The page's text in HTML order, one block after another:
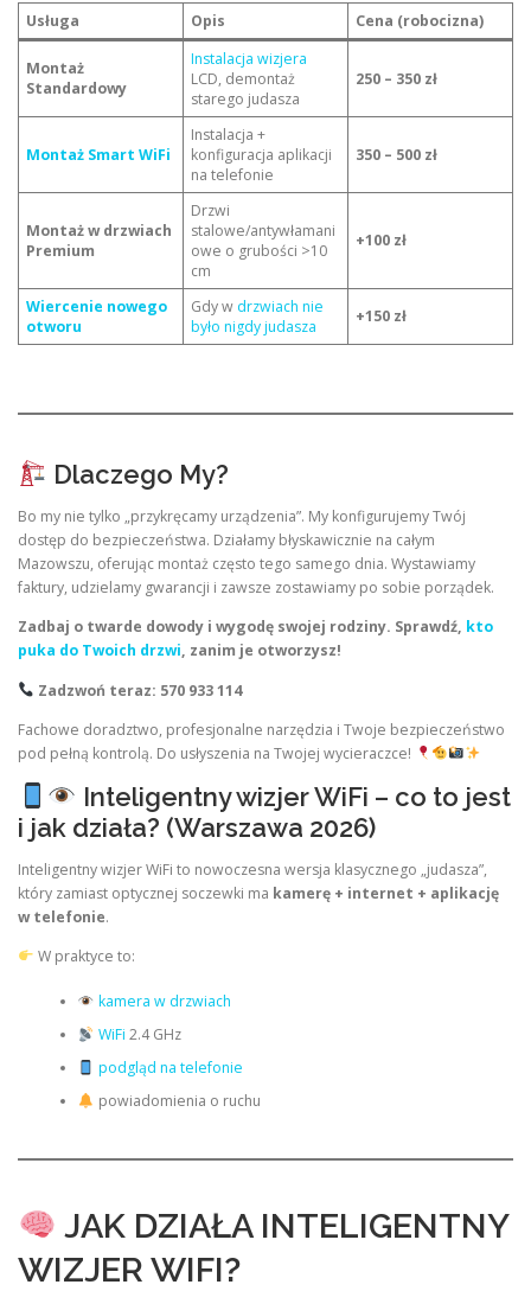
Usługa Opis Cena (robocizna)
Montaż
Standardowy
Instalacja wizjera
LCD, demontaż
starego judasza
250 – 350 zł
Montaż Smart WiFi
Instalacja +
konfiguracja aplikacji
na telefonie
350 – 500 zł
Montaż w drzwiach
Premium
Drzwi
stalowe/antywłamani
owe o grubości >10
cm
+100 zł
Wiercenie nowego
otworu
Gdy w drzwiach nie
było nigdy judasza
+150 zł
Dlaczego My?
Bo my nie tylko „przykręcamy urządzenia”. My konfigurujemy Twój
dostęp do bezpieczeństwa. Działamy błyskawicznie na całym
Mazowszu, oferując montaż często tego samego dnia. Wystawiamy
faktury, udzielamy gwarancji i zawsze zostawiamy po sobie porządek.
Zadbaj o twarde dowody i wygodę swojej rodziny. Sprawdź, kto
puka do Twoich drzwi, zanim je otworzysz!
Zadzwoń teraz: 570 933 114
Fachowe doradztwo, profesjonalne narzędzia i Twoje bezpieczeństwo
pod pełną kontrolą. Do usłyszenia na Twojej wycieraczce!
Inteligentny wizjer WiFi – co to jest
i jak działa? (Warszawa 2026)
Inteligentny wizjer WiFi to nowoczesna wersja klasycznego „judasza”,
który zamiast optycznej soczewki ma kamerę + internet + aplikację
w telefonie.
W praktyce to:
kamera w drzwiach
WiFi 2.4 GHz
podgląd na telefonie
powiadomienia o ruchu
JAK DZIAŁA INTELIGENTNY
WIZJER WIFI?